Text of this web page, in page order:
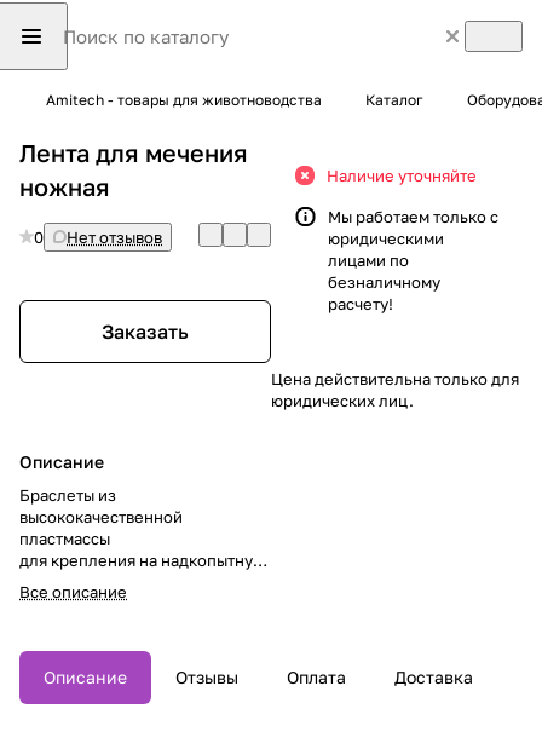
Amitech - товары для животноводства Каталог
Лента для мечения
ножная
0 Нет отзывов
Заказать
Описание
Браслеты из
высококачественной
пластмассы
для крепления на надкопытную
кость животного.
Все описание
Наличие уточняйте
Мы работаем только с
юридическими
лицами по
безналичному
расчету!
Цена действительна только для
юридических лиц.
Описание Отзывы Оплата Доставка